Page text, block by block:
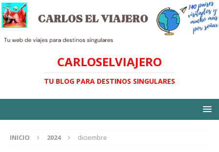
CARLOSELVIAJERO
TU BLOG PARA DESTINOS SINGULARES
INICIO 2024 diciembre